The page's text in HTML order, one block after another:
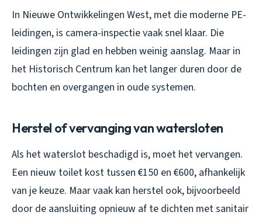
In Nieuwe Ontwikkelingen West, met die moderne PE-
leidingen, is camera-inspectie vaak snel klaar. Die
leidingen zijn glad en hebben weinig aanslag. Maar in
het Historisch Centrum kan het langer duren door de
bochten en overgangen in oude systemen.
Herstel of vervanging van watersloten
Als het waterslot beschadigd is, moet het vervangen.
Een nieuw toilet kost tussen €150 en €600, afhankelijk
van je keuze. Maar vaak kan herstel ook, bijvoorbeeld
door de aansluiting opnieuw af te dichten met sanitair